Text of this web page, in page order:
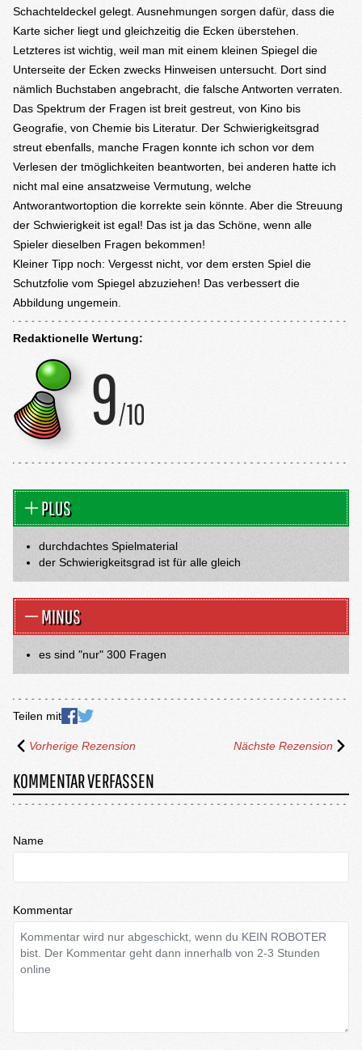
Schachteldeckel gelegt. Ausnehmungen sorgen dafür, dass die
Karte sicher liegt und gleichzeitig die Ecken überstehen.
Letzteres ist wichtig, weil man mit einem kleinen Spiegel die
Unterseite der Ecken zwecks Hinweisen untersucht. Dort sind
nämlich Buchstaben angebracht, die falsche Antworten verraten.
Das Spektrum der Fragen ist breit gestreut, von Kino bis
Geografie, von Chemie bis Literatur. Der Schwierigkeitsgrad
streut ebenfalls, manche Fragen konnte ich schon vor dem
Verlesen der tmöglichkeiten beantworten, bei anderen hatte ich
nicht mal eine ansatzweise Vermutung, welche
Antworantwortoption die korrekte sein könnte. Aber die Streuung
der Schwierigkeit ist egal! Das ist ja das Schöne, wenn alle
Spieler dieselben Fragen bekommen!
Kleiner Tipp noch: Vergesst nicht, vor dem ersten Spiel die
Schutzfolie vom Spiegel abzuziehen! Das verbessert die
Abbildung ungemein.
Redaktionelle Wertung:
PLUS
durchdachtes Spielmaterial
der Schwierigkeitsgrad ist für alle gleich
MINUS
es sind "nur" 300 Fragen
Teilen mit
Vorherige Rezension Nächste Rezension
KOMMENTAR VERFASSEN
Name
Kommentar